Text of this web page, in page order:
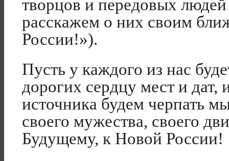
творцов и передовых
расскажем о них своим
России!»).
Пусть у каждого из нас
дорогих сердцу мест и дат,
источника будем черпать
своего мужества, своего
Будущему, к Новой России!